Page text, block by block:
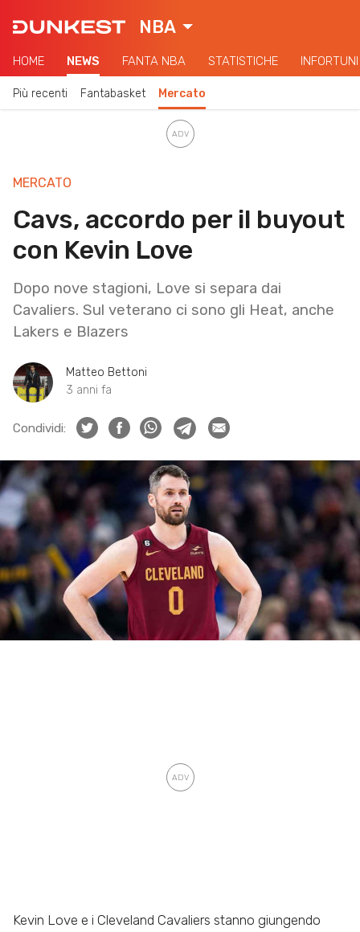
NBA
HOME NEWS FANTA NBA STATISTICHE INFORTUNI
Più recenti Fantabasket Mercato
MERCATO
Cavs, accordo per il buyout
con Kevin Love
Dopo nove stagioni, Love si separa dai
Cavaliers. Sul veterano ci sono gli Heat, anche
Lakers e Blazers
Matteo Bettoni
3 anni fa
Condividi:
Kevin Love e i Cleveland Cavaliers stanno giungendo